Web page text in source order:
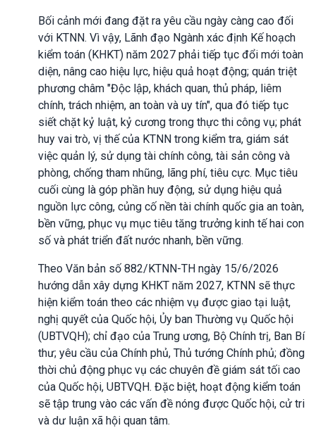
Bối cảnh mới đang đặt ra yêu cầu ngày càng cao đối
với KTNN. Vì vậy, Lãnh đạo Ngành xác định Kế hoạch
kiểm toán (KHKT) năm 2027 phải tiếp tục đổi mới toàn
diện, nâng cao hiệu lực, hiệu quả hoạt động; quán triệt
phương châm "Độc lập, khách quan, thủ pháp, liêm
chính, trách nhiệm, an toàn và uy tín", qua đó tiếp tục
siết chặt kỷ luật, kỷ cương trong thực thi công vụ; phát
huy vai trò, vị thế của KTNN trong kiểm tra, giám sát
việc quản lý, sử dụng tài chính công, tài sản công và
phòng, chống tham nhũng, lãng phí, tiêu cực. Mục tiêu
cuối cùng là góp phần huy động, sử dụng hiệu quả
nguồn lực công, củng cố nền tài chính quốc gia an toàn,
bền vững, phục vụ mục tiêu tăng trưởng kinh tế hai con
số và phát triển đất nước nhanh, bền vững.
Theo Văn bản số 882/KTNN-TH ngày 15/6/2026
hướng dẫn xây dựng KHKT năm 2027, KTNN sẽ thực
hiện kiểm toán theo các nhiệm vụ được giao tại luật,
nghị quyết của Quốc hội, Ủy ban Thường vụ Quốc hội
(UBTVQH); chỉ đạo của Trung ương, Bộ Chính trị, Ban Bí
thư; yêu cầu của Chính phủ, Thủ tướng Chính phủ; đồng
thời chủ động phục vụ các chuyên đề giám sát tối cao
của Quốc hội, UBTVQH. Đặc biệt, hoạt động kiểm toán
sẽ tập trung vào các vấn đề nóng được Quốc hội, cử tri
và dư luận xã hội quan tâm.